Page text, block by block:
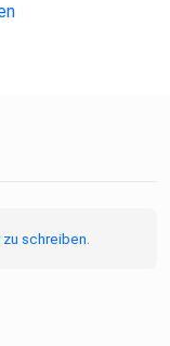
schreiben.